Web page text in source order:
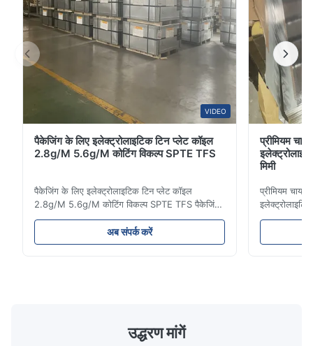
VIDEO
पैकेजिंग के लिए इलेक्ट्रोलाइटिक टिन प्लेट कॉइल
2.8g/M 5.6g/M कोटिंग विकल्प SPTE TFS
पैकेजिंग के लिए इलेक्ट्रोलाइटिक टिन प्लेट कॉइल
2.8g/M 5.6g/M कोटिंग विकल्प SPTE TFS पैकेजिंग
के लिए इलेक्ट्रोलाइटिक टिन प्लेट कॉइल - 2.8/2.8 और
5.6/5.6g/m कोटिंग विकल्प SPTE TFS
इलेक्ट्रोलाइटिक टिन प्लेट (ईटीपी) सुरक्षित, लंबे समय तक
अब संपर्क करें
प्रीमियम
मिमी
प्रीमियम चाय
उत्पाद का
मांग वाले
उद्धरण मांगें